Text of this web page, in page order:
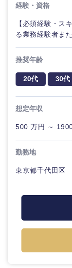
近畿地方
滋賀県
経験・資格
【必須経験・ス
る業務経験者ま
推奨年齢
20代 30代
想定年収
500 万円 ～
勤務地
東京都千代田区